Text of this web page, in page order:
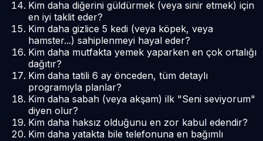
Kim daha diğerini güldürmek (veya sinir etmek) için
en iyi taklit eder?
Kim daha gizlice 5 kedi (veya köpek, veya
hamster...) sahiplenmeyi hayal eder?
Kim daha mutfakta yemek yaparken en çok ortalığı
dağıtır?
Kim daha tatili 6 ay önceden, tüm detaylı
programıyla planlar?
Kim daha sabah (veya akşam) ilk "Seni seviyorum"
diyen olur?
Kim daha haksız olduğunu en zor kabul edendir?
Kim daha yatakta bile telefonuna en bağımlı